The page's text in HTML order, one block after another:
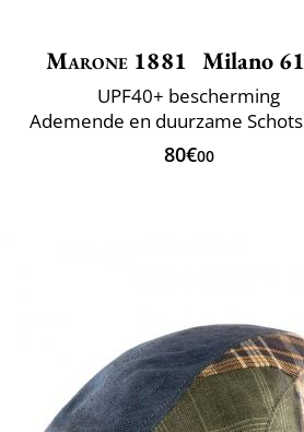
Marone 1881 Milano
UPF40+ bescherming
Ademende en duurzame
80€00